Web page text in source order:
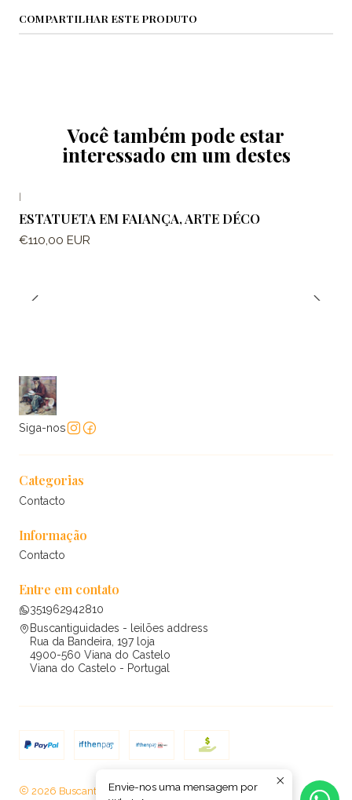
COMPARTILHAR ESTE PRODUTO
Você também pode estar
interessado em um destes
ESTATUETA EM FAIANÇA, ARTE DÉCO
€110,00 EUR
Siga-nos
Categorias
Contacto
Informação
Contacto
Entre em contato
351962942810
Buscantiguidades - leilões address
Rua da Bandeira, 197 loja
4900-560 Viana do Castelo
Viana do Castelo - Portugal
2026 Buscantiguidades - leilões .
Envie-nos uma mensagem por